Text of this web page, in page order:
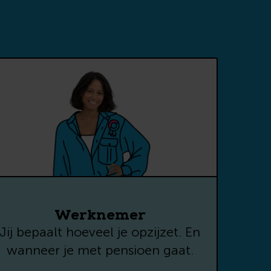
Werknemer
Jij bepaalt hoeveel je opzijzet. En
wanneer je met pensioen gaat.